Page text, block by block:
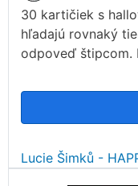
30 kartičiek s
hľadajú rovnaký
odpoveď štipcom.
Lucie Šimků -